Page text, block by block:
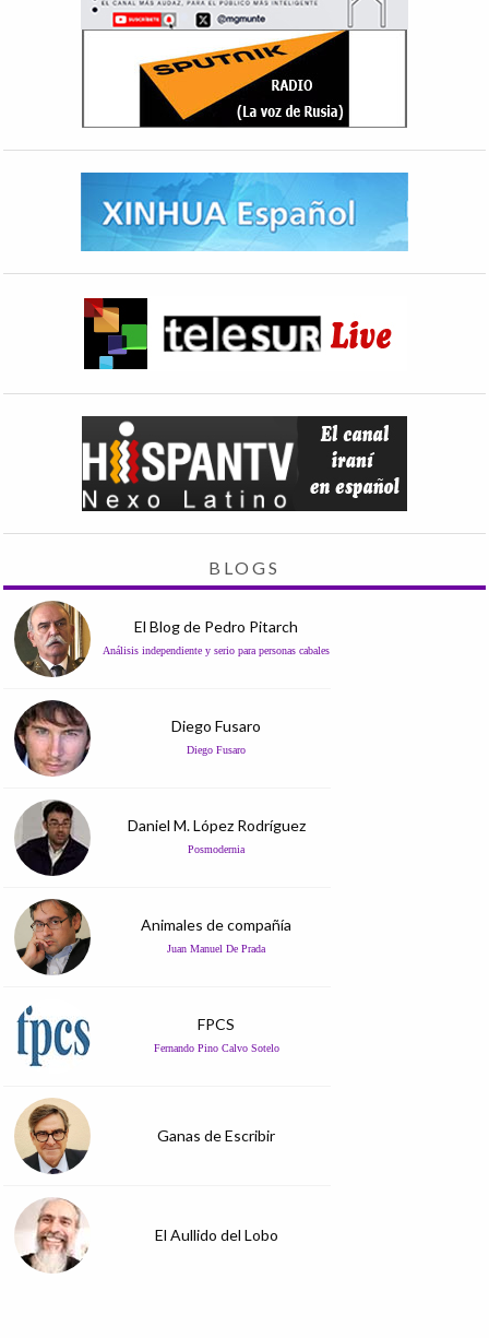
BLOGS
El Blog de Pedro Pitarch
Análisis independiente y serio para personas cabales
Diego Fusaro
Diego Fusaro
Daniel M. López Rodríguez
Posmodernia
Animales de compañía
Juan Manuel De Prada
FPCS
Fernando Pino Calvo Sotelo
Ganas de Escribir
El Aullido del Lobo